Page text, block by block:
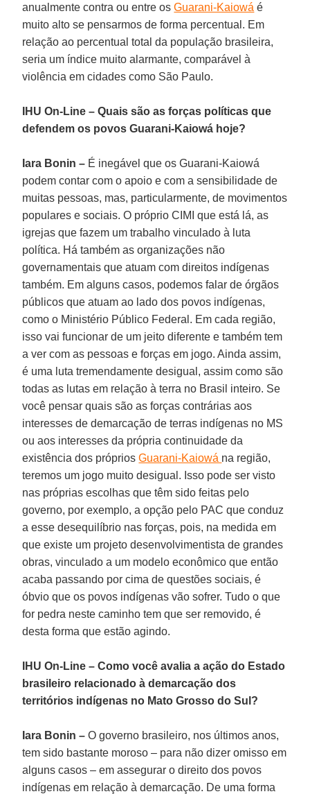
anualmente contra ou entre osGuarani-Kaiowá é
muito alto se pensarmos de forma percentual. Em
relação ao percentual total da população brasileira,
seria um índice muito alarmante, comparável à
violência em cidades como São Paulo.
IHU On-Line – Quais são as forças políticas que
defendem os povos Guarani-Kaiowá hoje?
Iara Bonin – É inegável que os Guarani-Kaiowá
podem contar com o apoio e com a sensibilidade de
muitas pessoas, mas, particularmente, de movimentos
populares e sociais. O próprio CIMI que está lá, as
igrejas que fazem um trabalho vinculado à luta
política. Há também as organizações não
governamentais que atuam com direitos indígenas
também. Em alguns casos, podemos falar de órgãos
públicos que atuam ao lado dos povos indígenas,
como o Ministério Público Federal. Em cada região,
isso vai funcionar de um jeito diferente e também tem
a ver com as pessoas e forças em jogo. Ainda assim,
é uma luta tremendamente desigual, assim como são
todas as lutas em relação à terra no Brasil inteiro. Se
você pensar quais são as forças contrárias aos
interesses de demarcação de terras indígenas no MS
ou aos interesses da própria continuidade da
existência dos própriosGuarani-Kaiowá na região,
teremos um jogo muito desigual. Isso pode ser visto
nas próprias escolhas que têm sido feitas pelo
governo, por exemplo, a opção pelo PAC que conduz
a esse desequilíbrio nas forças, pois, na medida em
que existe um projeto desenvolvimentista de grandes
obras, vinculado a um modelo econômico que então
acaba passando por cima de questões sociais, é
óbvio que os povos indígenas vão sofrer. Tudo o que
for pedra neste caminho tem que ser removido, é
desta forma que estão agindo.
IHU On-Line – Como você avalia a ação do Estado
brasileiro relacionado à demarcação dos
territórios indígenas no Mato Grosso do Sul?
Iara Bonin –O governo brasileiro, nos últimos anos,
tem sido bastante moroso – para não dizer omisso em
alguns casos – em assegurar o direito dos povos
indígenas em relação à demarcação. De uma forma